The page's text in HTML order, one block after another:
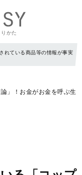
かた
れている商品等の情報が事実
」！お金がお金を呼ぶ生